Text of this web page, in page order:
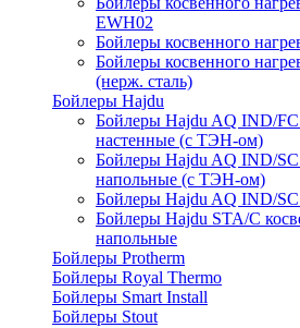
EWH02
Бойлеры косвенного
Бойлеры косвенного
(нерж. сталь)
Бойлеры Hajdu
Бойлеры Hajdu AQ IND/
настенные (с ТЭН-ом)
Бойлеры Hajdu AQ IND/
напольные (с ТЭН-ом)
Бойлеры Hajdu AQ IND/
Бойлеры Hajdu STA/C
напольные
Бойлеры Protherm
Бойлеры Royal Thermo
Бойлеры Smart Install
Бойлеры Stout